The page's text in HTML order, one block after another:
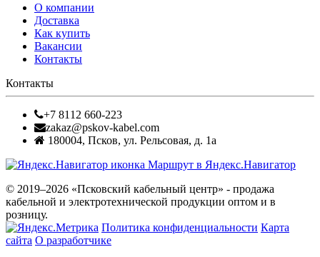
О компании
Доставка
Как купить
Вакансии
Контакты
Контакты
+7 8112 660-223
zakaz@pskov-kabel.com
180004, Псков, ул. Рельсовая, д. 1а
Маршрут в Яндекс.Навигатор
© 2019–2026 «Псковский кабельный центр» - продажа
кабельной и электротехнической продукции оптом и в
розницу.
Политика конфиденциальности Карта
сайта О разработчике